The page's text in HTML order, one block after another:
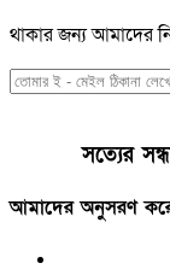
থাকার জন্য আমাদের
সত্যের
আমাদের অনুসরণ